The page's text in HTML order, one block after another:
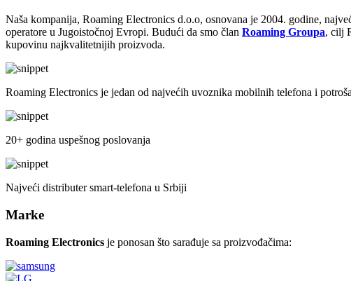
Naša kompanija, Roaming Electronics d.o.o, osnovana je 2004. godine,
operatore u Jugoistočnoj Evropi. Budući da smo član Roaming Groupa, cilj
kupovinu najkvalitetnijih proizvoda.
Roaming Electronics je jedan od najvećih uvoznika mobilnih telefona i
20+ godina uspešnog poslovanja
Najveći distributer smart-telefona u Srbiji
Marke
Roaming Electronics je ponosan što sarađuje sa proizvođačima: